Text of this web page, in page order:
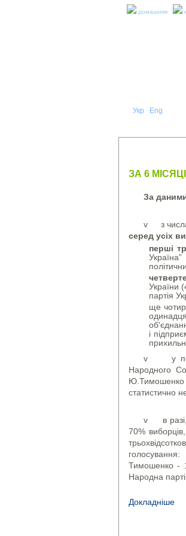
домашняя
Укр Eng
ЗА 6
За
v з числа
серед усіх
перші
України
партія
ще
і
v у
Народного
Ю.Тимошенко
статистично
v в разі,
70%
Тимошенко -
Народна
Докладніше